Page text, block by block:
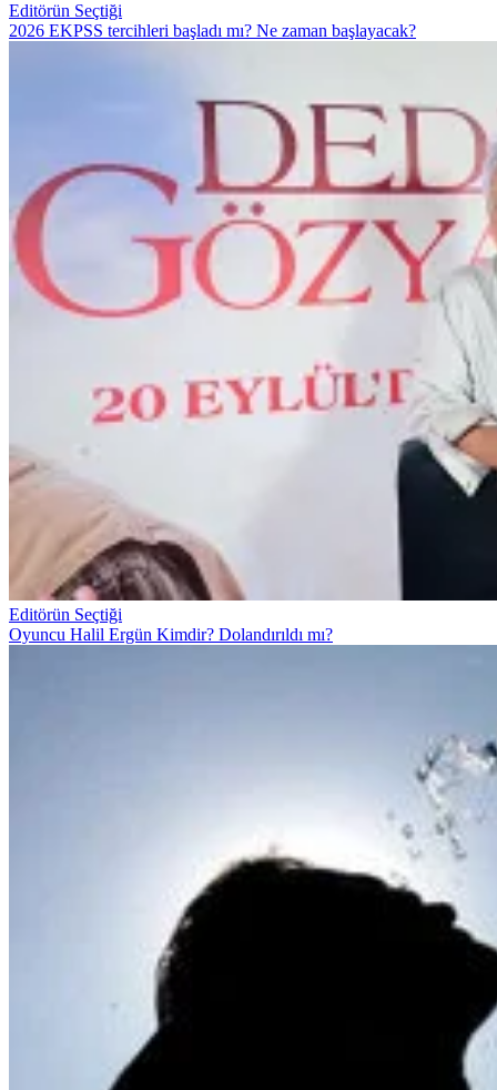
Editörün Seçtiği
2026 EKPSS tercihleri başladı mı? Ne zaman başlayacak?
Editörün Seçtiği
Oyuncu Halil Ergün Kimdir? Dolandırıldı mı?